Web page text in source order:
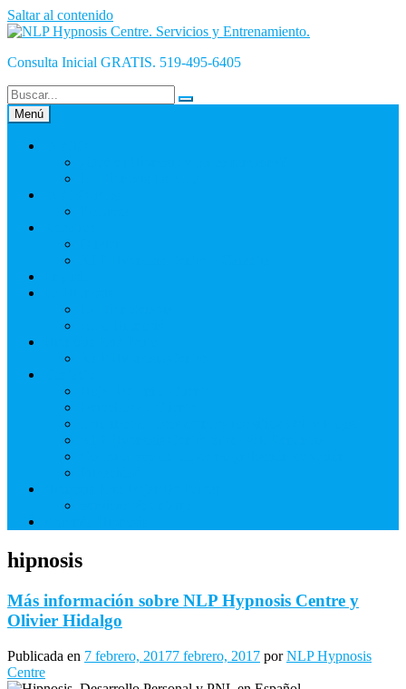
Saltar al contenido
Consulta Inicial GRATIS. 519-495-6405
Menú
hipnosis
Más información sobre NLP Hypnosis Centre y
Olivier Hidalgo
Publicada en 7 febrero, 20177 febrero, 2017 porNLP Hypnosis
Centre